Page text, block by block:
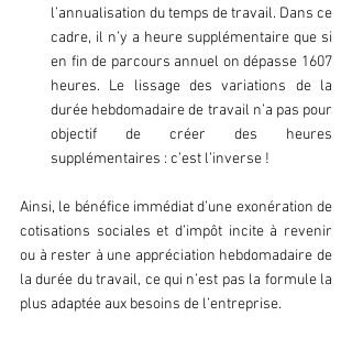
l’annualisation du temps de travail. Dans ce
cadre, il n’y a heure supplémentaire que si
en fin de parcours annuel on dépasse 1607
heures. Le lissage des variations de la
durée hebdomadaire de travail n’a pas pour
objectif de créer des heures
supplémentaires : c’est l’inverse !
Ainsi, le bénéfice immédiat d’une exonération de
cotisations sociales et d’impôt incite à revenir
ou à rester à une appréciation hebdomadaire de
la durée du travail, ce qui n’est pas la formule la
plus adaptée aux besoins de l’entreprise.